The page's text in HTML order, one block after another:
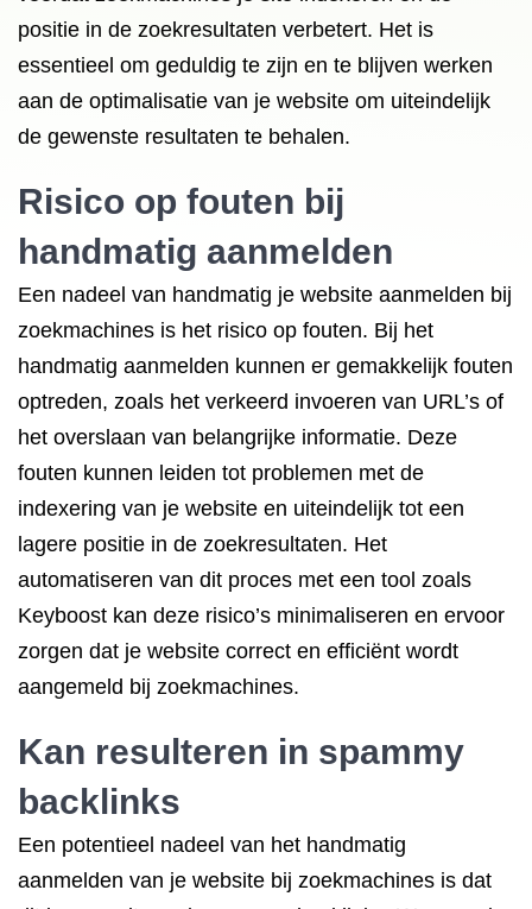
positie in de zoekresultaten verbetert. Het is
essentieel om geduldig te zijn en te blijven werken
aan de optimalisatie van je website om uiteindelijk
de gewenste resultaten te behalen.
Risico op fouten bij
handmatig aanmelden
Een nadeel van handmatig je website aanmelden bij
zoekmachines is het risico op fouten. Bij het
handmatig aanmelden kunnen er gemakkelijk fouten
optreden, zoals het verkeerd invoeren van URL’s of
het overslaan van belangrijke informatie. Deze
fouten kunnen leiden tot problemen met de
indexering van je website en uiteindelijk tot een
lagere positie in de zoekresultaten. Het
automatiseren van dit proces met een tool zoals
Keyboost kan deze risico’s minimaliseren en ervoor
zorgen dat je website correct en efficiënt wordt
aangemeld bij zoekmachines.
Kan resulteren in spammy
backlinks
Een potentieel nadeel van het handmatig
aanmelden van je website bij zoekmachines is dat